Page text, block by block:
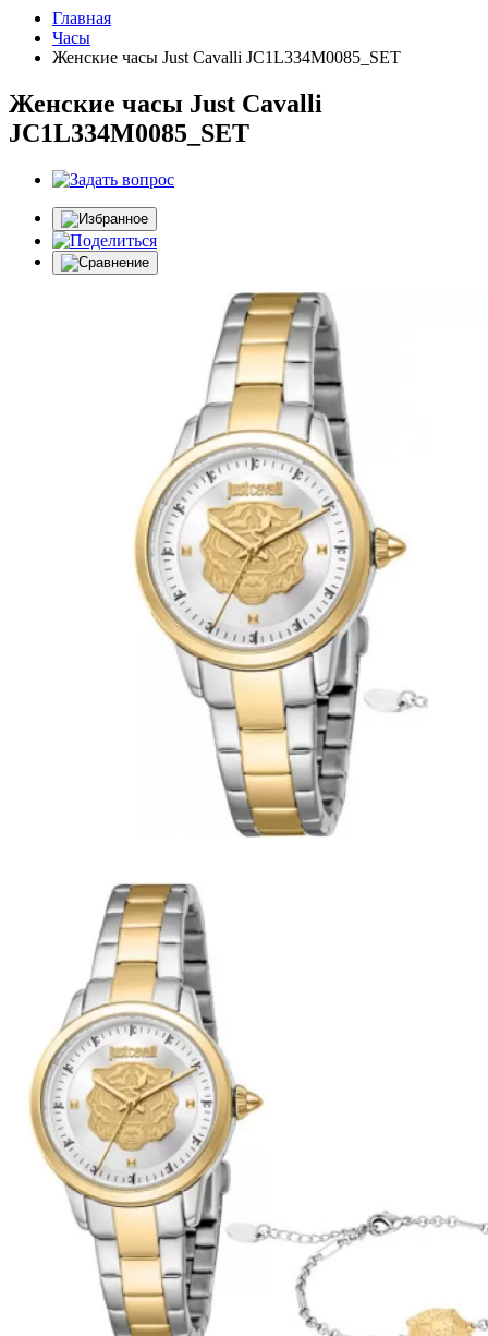
Главная
Часы
Женские часы Just Cavalli JC1L334M0085_SET
Женские часы Just Cavalli
JC1L334M0085_SET